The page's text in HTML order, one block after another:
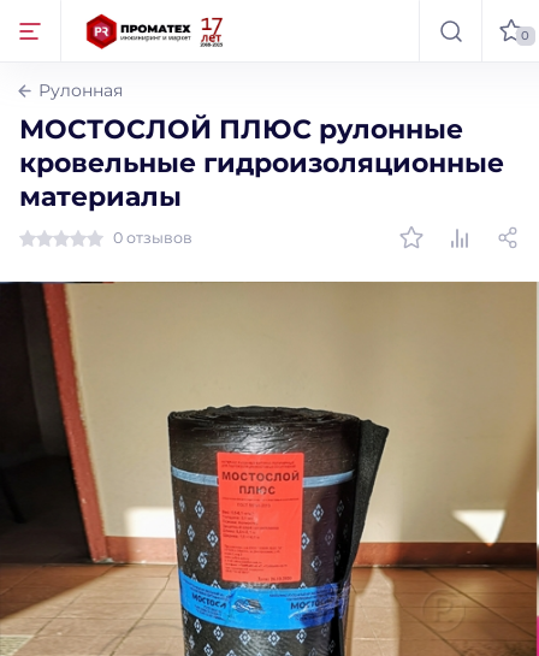
0
Рулонная
МОСТОСЛОЙ ПЛЮС рулонные
кровельные гидроизоляционные
материалы
0 отзывов